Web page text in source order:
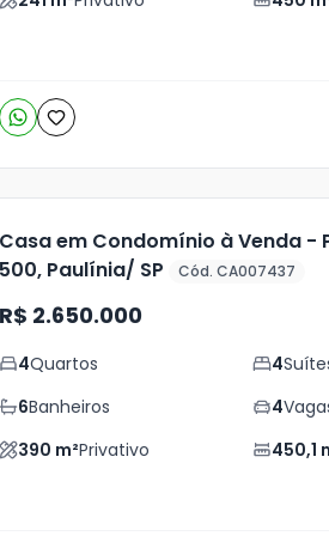
Casa em Condomínio à Venda -
500, Paulínia/ SP
Cód. CA007437
R$ 2.650.000
4Quartos 4
6Banheiros 4
390 m²Privativo 450,1